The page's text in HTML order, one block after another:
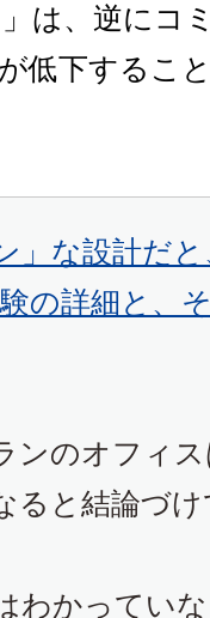
は、逆にコ
低下するこ
」な設計だ
の詳細と、
ンのオフィ
ると結論づ
わかってい